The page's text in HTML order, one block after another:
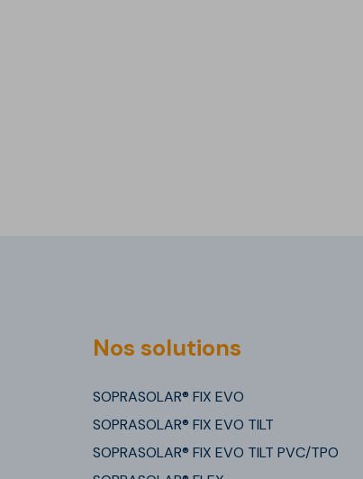
Nos solutions
SOPRASOLAR® FIX EVO
SOPRASOLAR® FIX EVO TILT
SOPRASOLAR® FIX EVO TILT PVC/TPO